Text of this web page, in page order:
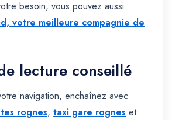
besoin, vous pouvez aussi
votre meilleure compagnie de
lecture conseillé
navigation, enchaînez avec
rognes, taxi gare rognes et